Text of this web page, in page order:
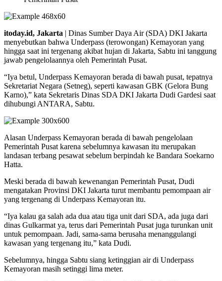
itoday.id, Jakarta | Dinas Sumber Daya Air (SDA) DKI Jakarta
menyebutkan bahwa Underpass (terowongan) Kemayoran yang
hingga saat ini tergenang akibat hujan di Jakarta, Sabtu ini tanggung
jawab pengelolaannya oleh Pemerintah Pusat.
“Iya betul, Underpass Kemayoran berada di bawah pusat, tepatnya
Sekretariat Negara (Setneg), seperti kawasan GBK (Gelora Bung
Karno),” kata Sekretaris Dinas SDA DKI Jakarta Dudi Gardesi saat
dihubungi ANTARA, Sabtu.
Alasan Underpass Kemayoran berada di bawah pengelolaan
Pemerintah Pusat karena sebelumnya kawasan itu merupakan
landasan terbang pesawat sebelum berpindah ke Bandara Soekarno
Hatta.
Meski berada di bawah kewenangan Pemerintah Pusat, Dudi
mengatakan Provinsi DKI Jakarta turut membantu pemompaan air
yang tergenang di Underpass Kemayoran itu.
“Iya kalau ga salah ada dua atau tiga unit dari SDA, ada juga dari
dinas Gulkarmat ya, terus dari Pemerintah Pusat juga turunkan unit
untuk pemompaan. Jadi, sama-sama berusaha menanggulangi
kawasan yang tergenang itu,” kata Dudi.
Sebelumnya, hingga Sabtu siang ketinggian air di Underpass
Kemayoran masih setinggi lima meter.